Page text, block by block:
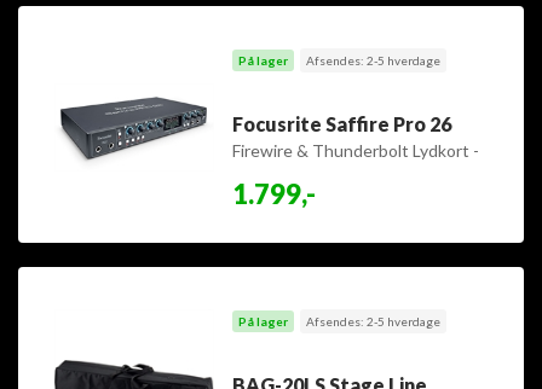
På lager Afsendes: 2-5 hverdage
Focusrite Saffire Pro 26
Firewire & Thunderbolt Lydkort -
1.799,-
På lager Afsendes: 2-5 hverdage
BAG-20LS Stage Line